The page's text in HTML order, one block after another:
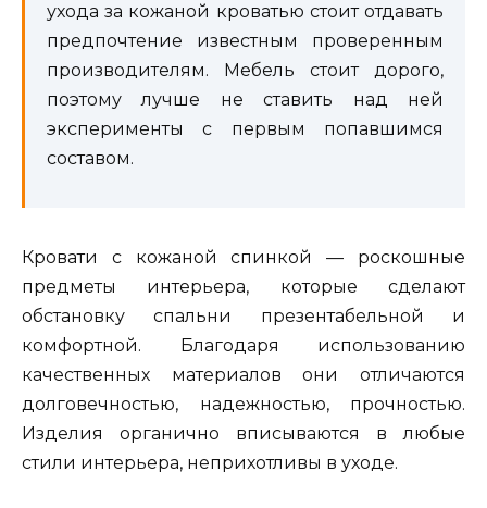
ухода за кожаной кроватью стоит отдавать
предпочтение известным проверенным
производителям. Мебель стоит дорого,
поэтому лучше не ставить над ней
эксперименты с первым попавшимся
составом.
Кровати с кожаной спинкой — роскошные
предметы интерьера, которые сделают
обстановку спальни презентабельной и
комфортной. Благодаря использованию
качественных материалов они отличаются
долговечностью, надежностью, прочностью.
Изделия органично вписываются в любые
стили интерьера, неприхотливы в уходе.